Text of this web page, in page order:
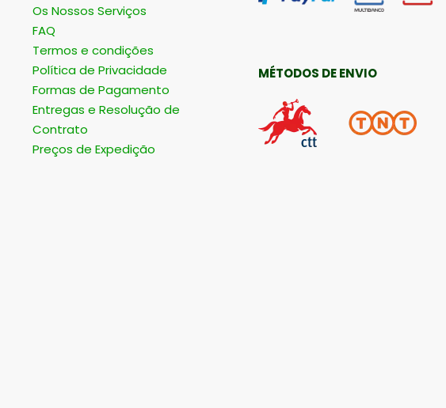
Os Nossos Serviços
FAQ
Termos e condições
Política de Privacidade
Formas de Pagamento
Entregas e Resolução de
Contrato
Preços de Expedição
MÉTODOS DE ENVIO